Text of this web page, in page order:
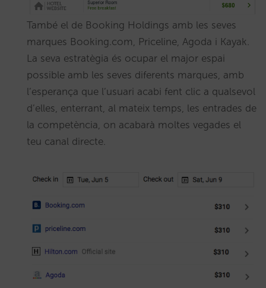
També el de Booking Holdings amb les seves
marques Booking.com, Priceline, Agoda i Kayak.
La seva estratègia és ocupar el major espai
possible amb les seves diferents marques, amb
l’esperança que l’usuari acabi fent clic a qualsevol
d’elles, enterrant, al mateix temps, les entrades de
la competència, on acabarà moltes vegades el
teu canal directe.